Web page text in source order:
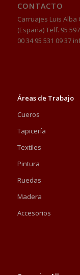
CONTACTO
Carruajes Luis Alba
(España) Telf. 95
00 34 95 531 09 37
Áreas de Trabajo
Cueros
Tapicería
Textiles
Pintura
Ruedas
Madera
Accesorios